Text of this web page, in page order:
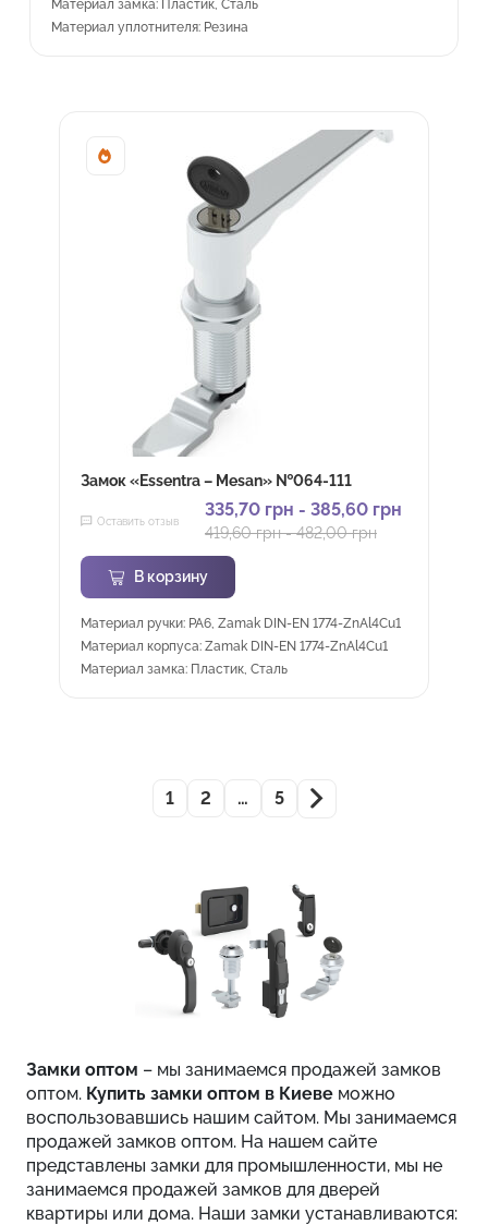
Материал замка: Пластик, Сталь
Материал уплотнителя: Резина
Sale!
Замок «Essentra – Mesan» №064-111
Оставить отзыв
335,70 грн - 385,60 грн
419,60грн-482,00грн
В корзину
Материал ручки: PA6, Zamak DIN-EN 1774-ZnAl4Cu1
Материал корпуса: Zamak DIN-EN 1774-ZnAl4Cu1
Материал замка: Пластик, Сталь
1 2 … 5
Замки оптом – мы занимаемся продажей замков
оптом. Купить замки оптом в Киеве можно
воспользовавшись нашим сайтом. Мы занимаемся
продажей замков оптом. На нашем сайте
представлены замки для промышленности, мы не
занимаемся продажей замков для дверей
квартиры или дома. Наши замки устанавливаются: